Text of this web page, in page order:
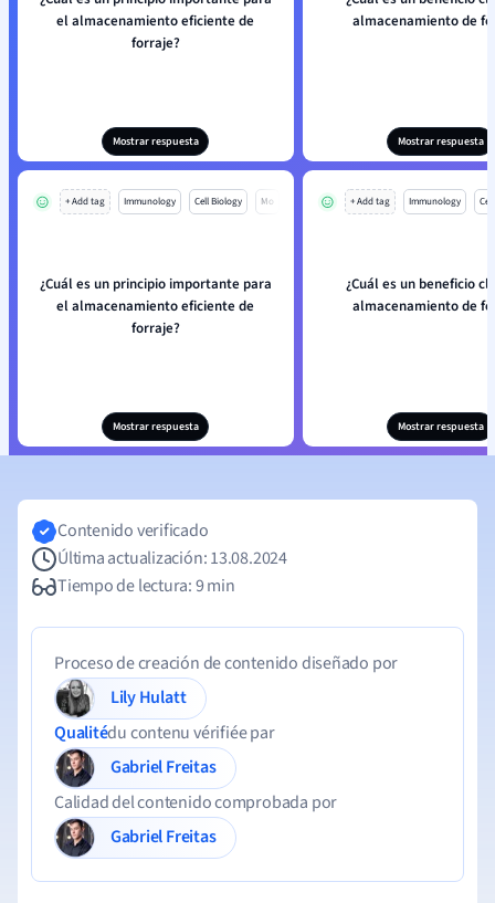
el almacenamiento eficiente de
forraje?
Mostrar respuesta
almacenamiento de
Mostrar respuesta
+ Add tag Immunology Cell Biology Mo
¿Cuál es un principio importante para
el almacenamiento eficiente de
forraje?
Mostrar respuesta
+ Add tag Immunology
¿Cuál es un beneficio
almacenamiento de
Mostrar respuesta
Contenido verificado
Última actualización: 13.08.2024
Tiempo de lectura: 9 min
Proceso de creación de contenido diseñado por
Lily Hulatt
Qualitédu contenu vérifiée par
Gabriel Freitas
Calidad del contenido comprobada por
Gabriel Freitas